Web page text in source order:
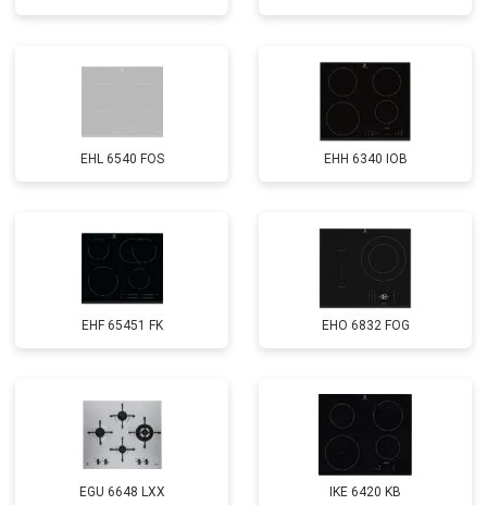
EHL 6540 FOS EHH 6340 IOB
EHF 65451 FK EHO 6832 FOG
EGU 6648 LXX IKE 6420 KB